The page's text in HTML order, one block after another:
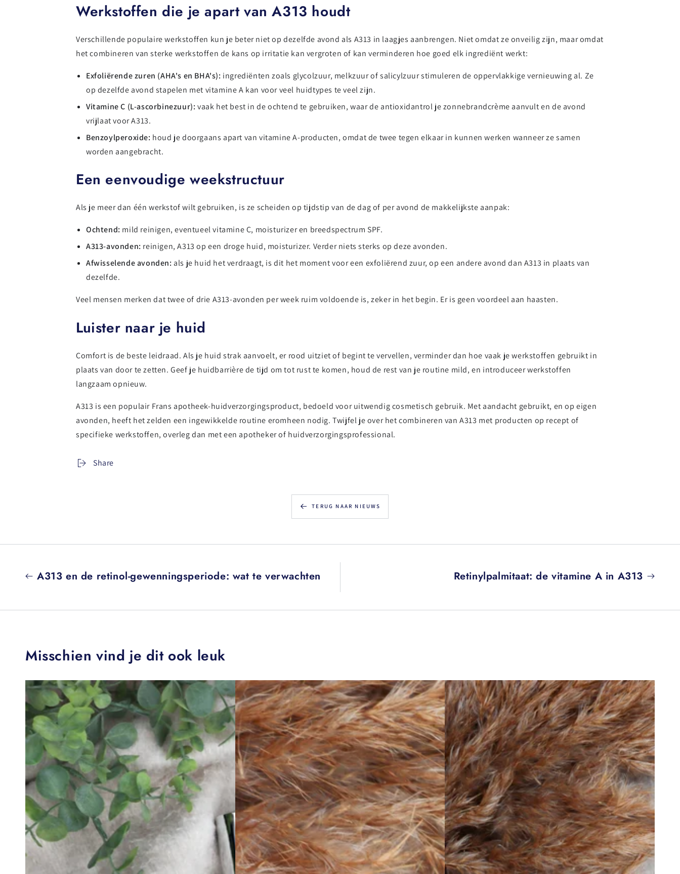
Werkstoffen die je apart van A313 houdt
Verschillende populaire werkstoffen kun je beter niet op dezelfde avond als A313 in laagjes aanbrengen. Niet omdat ze onveilig zijn, maar omdat
het combineren van sterke werkstoffen de kans op irritatie kan vergroten of kan verminderen hoe goed elk ingrediënt werkt:
Exfoliërende zuren (AHA's en BHA's): ingrediënten zoals glycolzuur, melkzuur of salicylzuur stimuleren de oppervlakkige vernieuwing al. Ze
op dezelfde avond stapelen met vitamine A kan voor veel huidtypes te veel zijn.
Vitamine C (L-ascorbinezuur): vaak het best in de ochtend te gebruiken, waar de antioxidantrol je zonnebrandcrème aanvult en de avond
vrijlaat voor A313.
Benzoylperoxide: houd je doorgaans apart van vitamine A-producten, omdat de twee tegen elkaar in kunnen werken wanneer ze samen
worden aangebracht.
Een eenvoudige weekstructuur
Als je meer dan één werkstof wilt gebruiken, is ze scheiden op tijdstip van de dag of per avond de makkelijkste aanpak:
Ochtend: mild reinigen, eventueel vitamine C, moisturizer en breedspectrum SPF.
A313-avonden: reinigen, A313 op een droge huid, moisturizer. Verder niets sterks op deze avonden.
Afwisselende avonden: als je huid het verdraagt, is dit het moment voor een exfoliërend zuur, op een andere avond dan A313 in plaats van
dezelfde.
Veel mensen merken dat twee of drie A313-avonden per week ruim voldoende is, zeker in het begin. Er is geen voordeel aan haasten.
Luister naar je huid
Comfort is de beste leidraad. Als je huid strak aanvoelt, er rood uitziet of begint te vervellen, verminder dan hoe vaak je werkstoffen gebruikt in
plaats van door te zetten. Geef je huidbarrière de tijd om tot rust te komen, houd de rest van je routine mild, en introduceer werkstoffen
langzaam opnieuw.
A313 is een populair Frans apotheek-huidverzorgingsproduct, bedoeld voor uitwendig cosmetisch gebruik. Met aandacht gebruikt, en op eigen
avonden, heeft het zelden een ingewikkelde routine eromheen nodig. Twijfel je over het combineren van A313 met producten op recept of
specifieke werkstoffen, overleg dan met een apotheker of huidverzorgingsprofessional.
Share
TERUG NAAR NIEUWS
A313 en de retinol-gewenningsperiode: wat te verwachten Retinylpalmitaat: de vitamine A in A313
Misschien vind je dit ook leuk